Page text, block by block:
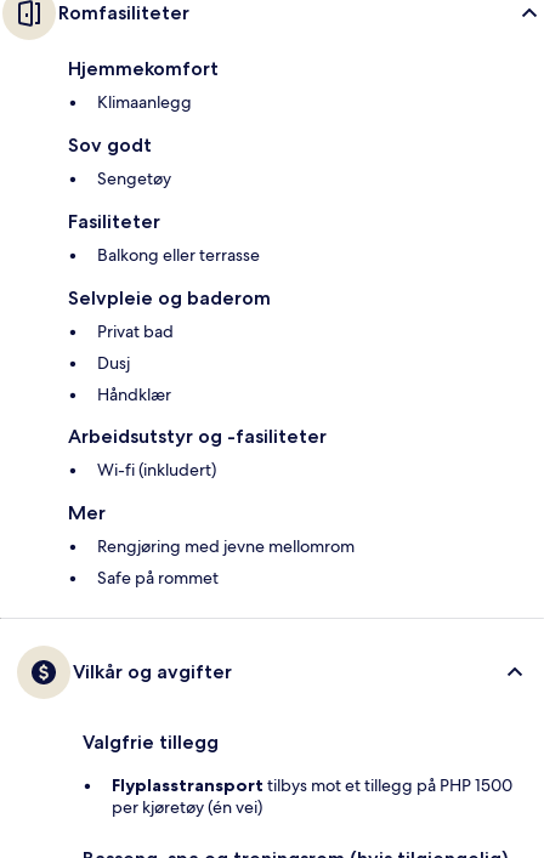
Romfasiliteter
Hjemmekomfort
Klimaanlegg
Sov godt
Sengetøy
Fasiliteter
Balkong eller terrasse
Selvpleie og baderom
Privat bad
Dusj
Håndklær
Arbeidsutstyr og -fasiliteter
Wi-fi (inkludert)
Mer
Rengjøring med jevne mellomrom
Safe på rommet
Vilkår og avgifter
Valgfrie tillegg
Flyplasstransport tilbys mot et tillegg på PHP 1500
per kjøretøy (én vei)